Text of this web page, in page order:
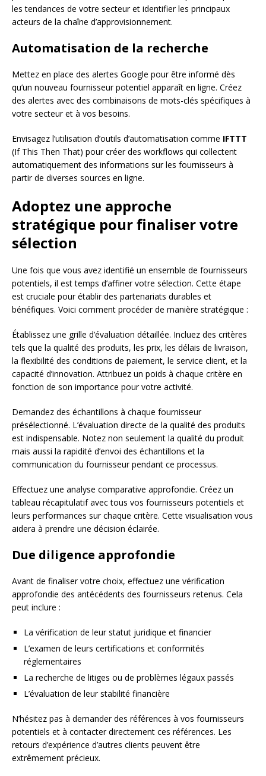
les tendances de votre secteur et identifier les principaux
acteurs de la chaîne d’approvisionnement.
Automatisation de la recherche
Mettez en place des alertes Google pour être informé dès
qu’un nouveau fournisseur potentiel apparaît en ligne. Créez
des alertes avec des combinaisons de mots-clés spécifiques à
votre secteur et à vos besoins.
Envisagez l’utilisation d’outils d’automatisation comme IFTTT
(If This Then That) pour créer des workflows qui collectent
automatiquement des informations sur les fournisseurs à
partir de diverses sources en ligne.
Adoptez une approche
stratégique pour finaliser votre
sélection
Une fois que vous avez identifié un ensemble de fournisseurs
potentiels, il est temps d’affiner votre sélection. Cette étape
est cruciale pour établir des partenariats durables et
bénéfiques. Voici comment procéder de manière stratégique :
Établissez une grille d’évaluation détaillée. Incluez des critères
tels que la qualité des produits, les prix, les délais de livraison,
la flexibilité des conditions de paiement, le service client, et la
capacité d’innovation. Attribuez un poids à chaque critère en
fonction de son importance pour votre activité.
Demandez des échantillons à chaque fournisseur
présélectionné. L’évaluation directe de la qualité des produits
est indispensable. Notez non seulement la qualité du produit
mais aussi la rapidité d’envoi des échantillons et la
communication du fournisseur pendant ce processus.
Effectuez une analyse comparative approfondie. Créez un
tableau récapitulatif avec tous vos fournisseurs potentiels et
leurs performances sur chaque critère. Cette visualisation vous
aidera à prendre une décision éclairée.
Due diligence approfondie
Avant de finaliser votre choix, effectuez une vérification
approfondie des antécédents des fournisseurs retenus. Cela
peut inclure :
La vérification de leur statut juridique et financier
L’examen de leurs certifications et conformités
réglementaires
La recherche de litiges ou de problèmes légaux passés
L’évaluation de leur stabilité financière
N’hésitez pas à demander des références à vos fournisseurs
potentiels et à contacter directement ces références. Les
retours d’expérience d’autres clients peuvent être
extrêmement précieux.